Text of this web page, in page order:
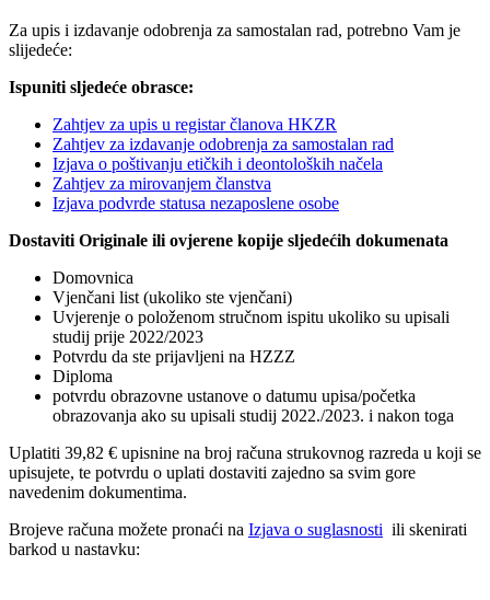
Za upis i izdavanje odobrenja za samostalan rad, potrebno Vam je
slijedeće:
Ispuniti sljedeće obrasce:
Zahtjev za upis u registar članova HKZR
Zahtjev za izdavanje odobrenja za samostalan rad
Izjava o poštivanju etičkih i deontoloških načela
Zahtjev za mirovanjem članstva
Izjava podvrde statusa nezaposlene osobe
Dostaviti Originale ili ovjerene kopije sljedećih dokumenata
Domovnica
Vjenčani list (ukoliko ste vjenčani)
Uvjerenje o položenom stručnom ispitu ukoliko su upisali
studij prije 2022/2023
Potvrdu da ste prijavljeni na HZZZ
Diploma
potvrdu obrazovne ustanove o datumu upisa/početka
obrazovanja ako su upisali studij 2022./2023. i nakon toga
Uplatiti 39,82 € upisnine na broj računa strukovnog razreda u koji se
upisujete, te potvrdu o uplati dostaviti zajedno sa svim gore
navedenim dokumentima.
Brojeve računa možete pronaći na Izjava o suglasnosti ili skenirati
barkod u nastavku: